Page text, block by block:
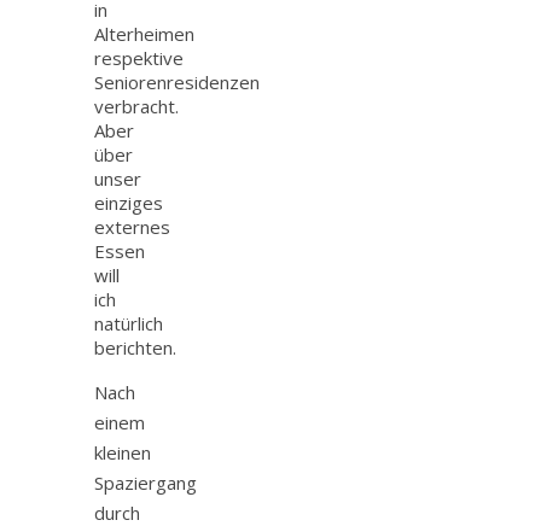
in
Alterheimen
respektive
Seniorenresidenzen
verbracht.
Aber
über
unser
einziges
externes
Essen
will
ich
natürlich
berichten.
Nach
einem
kleinen
Spaziergang
durch